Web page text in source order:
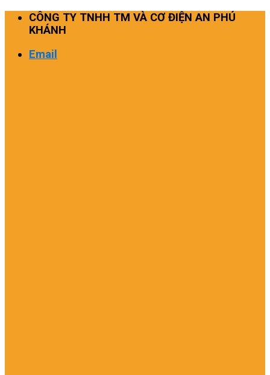
Skip
CÔNG TY TNHH TM VÀ CƠ ĐIỆN AN PHÚ
KHÁNH
Email